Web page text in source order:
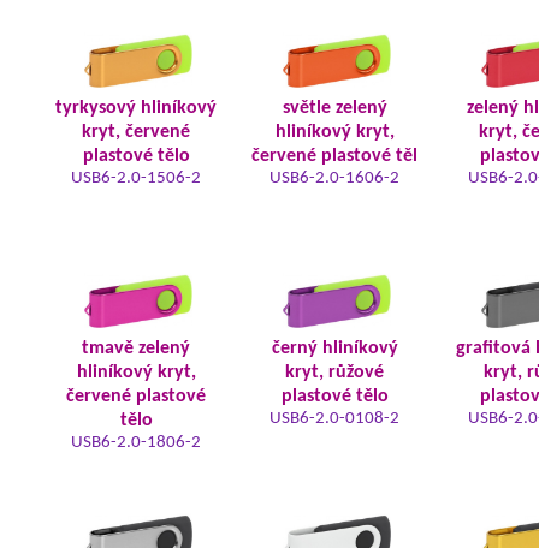
tyrkysový hliníkový
kryt, červené
plastové tělo
USB6-2.0-1506-2
světle zelený
hliníkový kryt,
červené plastové těl
USB6-2.0-1606-2
zelený
kryt,
USB6-
tmavě zelený
hliníkový kryt,
červené plastové
tělo
USB6-2.0-1806-2
černý hliníkový
kryt, růžové
plastové tělo
USB6-2.0-0108-2
grafitová
kryt,
USB6-